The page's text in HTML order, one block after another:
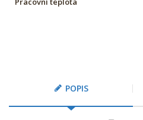
POPIS